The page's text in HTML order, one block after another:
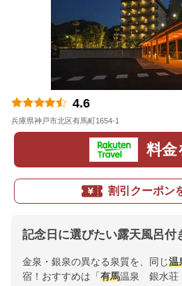
4.6
兵庫県神戸市北区有馬町1654-1
料金
割引クーポン
記念日に選びたい露天風呂付
金泉・銀泉の異なる泉質を、同じ温
宿！おすすめは「 有馬温泉 銀水荘